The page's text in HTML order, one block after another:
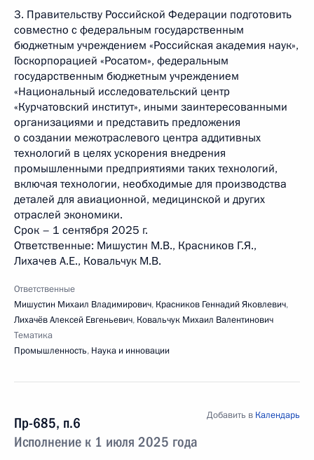
3. Правительству Российской Федерации подготовить
совместно с федеральным государственным
бюджетным учреждением «Российская академия наук»,
Госкорпорацией «Росатом», федеральным
государственным бюджетным учреждением
«Национальный исследовательский центр
«Курчатовский институт», иными заинтересованными
организациями и представить предложения
о создании межотраслевого центра аддитивных
технологий в целях ускорения внедрения
промышленными предприятиями таких технологий,
включая технологии, необходимые для производства
деталей для авиационной, медицинской и других
отраслей экономики.
Срок – 1 сентября 2025 г.
Ответственные: Мишустин М.В., Красников Г.Я.,
Лихачев А.Е., Ковальчук М.В.
Ответственные
Мишустин Михаил Владимирович, Красников Геннадий Яковлевич,
Лихачёв Алексей Евгеньевич, Ковальчук Михаил Валентинович
Тематика
Промышленность, Наука и инновации
Пр-685, п.6
Исполнение к 1 июля 2025 года
Добавить в Календарь